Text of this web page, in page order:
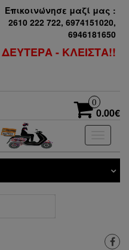
Επικοινώνησε μαζί μας :
2610 222 722, 6974151020,
6946181650
ΔΕΥΤΕΡΑ - ΚΛΕΙΣΤΑ!!
0
0.00€